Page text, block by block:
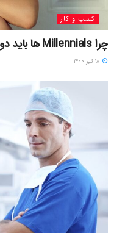
کسب و کار
چرا Millennials ها باید دو برابر Boomers صرفه جویی کنند